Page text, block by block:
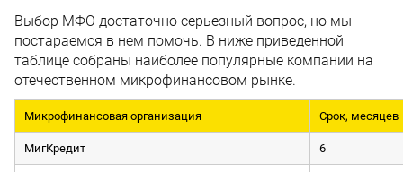
Выбор МФО достаточно серьезный вопрос, но мы
постараемся в нем помочь. В ниже приведенной
таблице собраны наиболее популярные компании на
отечественном микрофинансовом рынке.
Микрофинансовая организация Срок, месяцев
МигКредит 6